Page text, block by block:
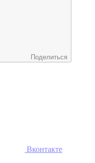
Поделиться
Вконтакте